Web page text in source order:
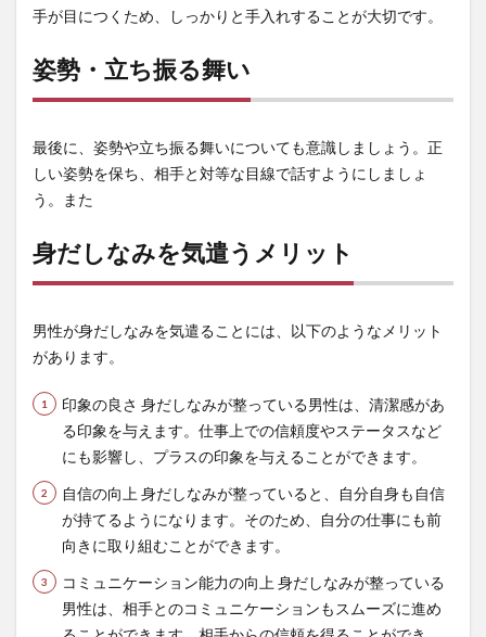
手が目につくため、しっかりと手入れすることが大切です。
姿勢・立ち振る舞い
最後に、姿勢や立ち振る舞いについても意識しましょう。正
しい姿勢を保ち、相手と対等な目線で話すようにしましょ
う。また
身だしなみを気遣うメリット
男性が身だしなみを気遣ることには、以下のようなメリット
があります。
印象の良さ 身だしなみが整っている男性は、清潔感があ
る印象を与えます。仕事上での信頼度やステータスなど
にも影響し、プラスの印象を与えることができます。
自信の向上 身だしなみが整っていると、自分自身も自信
が持てるようになります。そのため、自分の仕事にも前
向きに取り組むことができます。
コミュニケーション能力の向上 身だしなみが整っている
男性は、相手とのコミュニケーションもスムーズに進め